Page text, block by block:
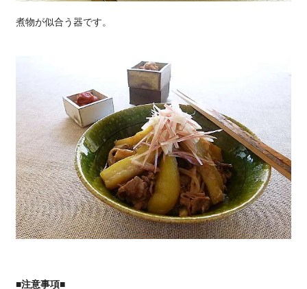
煮物が似合う器です。
■注意事項■